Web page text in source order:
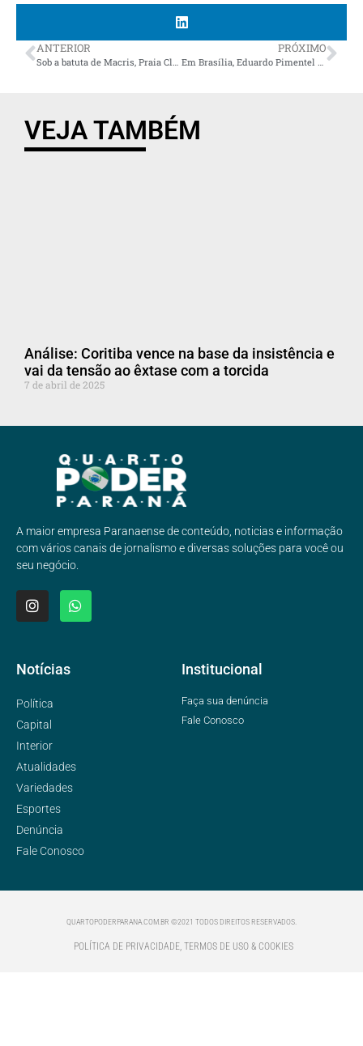
ANTERIOR PRÓXIMO
VEJA TAMBÉM
Análise: Coritiba vence na base da insistência e
vai da tensão ao êxtase com a torcida
7 de abril de 2025
A maior empresa Paranaense de conteúdo, noticias e informação
com vários canais de jornalismo e diversas soluções para você ou
seu negócio.
Notícias
Política
Capital
Interior
Atualidades
Variedades
Esportes
Denúncia
Fale Conosco
Institucional
Faça sua denúncia
Fale Conosco
QUARTOPODERPARANA.COM.BR ©2021 TODOS DIREITOS RESERVADOS.
POLÍTICA DE PRIVACIDADE, TERMOS DE USO & COOKIES